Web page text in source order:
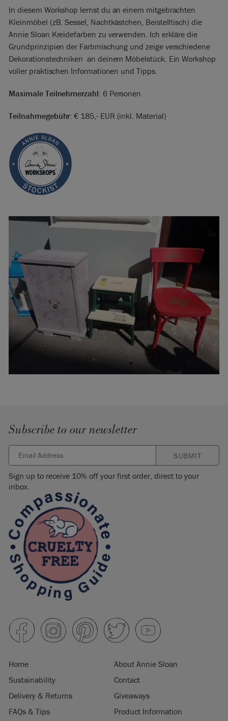
In diesem Workshop lernst du an einem mitgebrachten
Kleinmöbel (zB. Sessel, Nachtkästchen, Beistelltisch) die
Annie Sloan Kreidefarben zu verwenden. Ich erkläre die
Grundprinzipien der Farbmischung und zeige verschiedene
Dekorationstechniken an deinem Möbelstück. Ein Workshop
voller praktischen Informationen und Tipps.
Maximale Teilnehmerzahl: 6 Personen
Teilnahmegebühr: € 185,- EUR (inkl. Material)
Subscribe to our newsletter
SUBMIT
Sign up to receive 10% off your first order, direct to your
inbox.
Home
About Annie Sloan
Sustainability
Contact
Delivery & Returns
Giveaways
FAQs & Tips
Product Information